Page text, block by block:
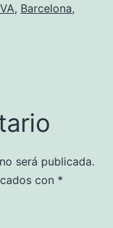
, Barcelona,
será publicada.
con *